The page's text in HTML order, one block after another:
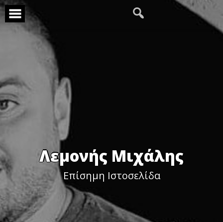
Skip
to
content
Λεμονής Μιχάλης
Επίσημη Ιστοσελίδα